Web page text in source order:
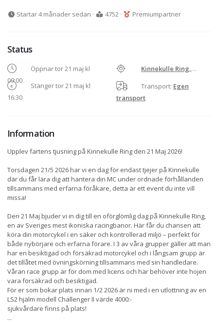
Startar 4 månader sedan · 4752 · Premiumpartner
Status
Öppnar tor 21 maj kl
09:00
Stänger tor 21 maj kl
16:30
Kinnekulle Ring,
Götene
Transport: Egen
transport
Information
Upplev fartens tjusning på Kinnekulle Ring den 21 Maj 2026!
Torsdagen 21/5 2026 har vi en dag för endast tjejer på Kinnekulle
där du får lära dig att hantera din MC under ordnade förhållanden
tillsammans med erfarna föråkare, detta är ett event du inte vill
missa!
Den 21 Maj bjuder vi in dig till en oförglömlig dag på Kinnekulle Ring,
en av Sveriges mest ikoniska racingbanor. Här får du chansen att
köra din motorcykel i en säker och kontrollerad miljö – perfekt för
både nybörjare och erfarna förare. I 3 av våra grupper gäller att man
har en besiktigad och försäkrad motorcykel och i långsam grupp är
det tillåtet med övningskörning tillsammans med sin handledare.
Våran race grupp är för dom med licens och här behöver inte hojen
vara försäkrad och besiktigad.
För er som bokar plats innan 1/2 2026 är ni med i en utlottning av en
LS2 hjälm modell Challenger II värde 4000:-
sjukvårdare finns på plats!
...